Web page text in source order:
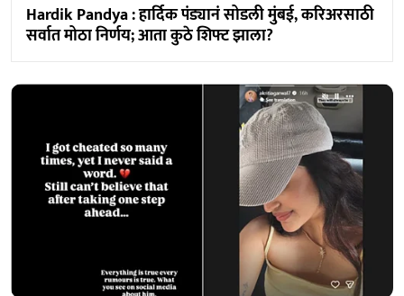
Hardik Pandya : हार्दिक पंड्यानं सोडली मुंबई, करिअरसाठी
सर्वात मोठा निर्णय; आता कुठे शिफ्ट झाला?